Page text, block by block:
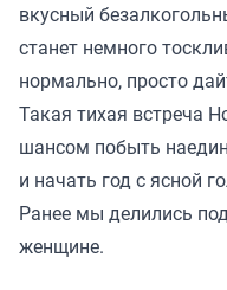
вкусный
станет немного
нормально, просто
Такая тихая встреча
шансом побыть
и начать год с ясной
Ранее мы делились
женщине.